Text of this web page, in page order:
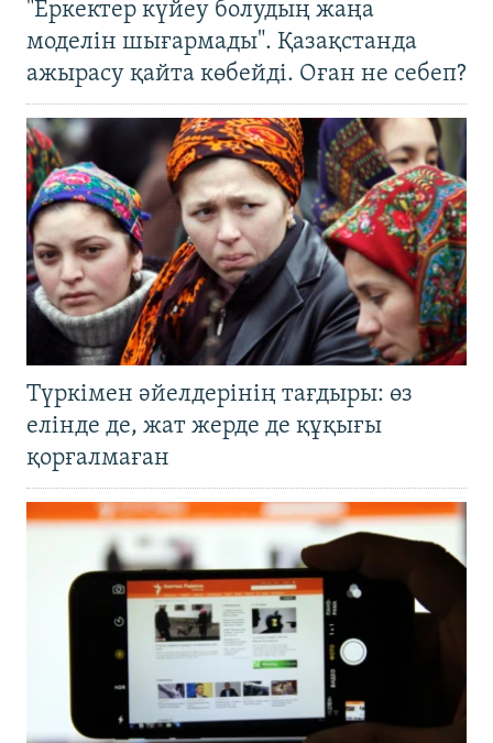
"Еркектер күйеу болудың жаңа
моделін шығармады". Қазақстанда
ажырасу қайта көбейді. Оған не себеп?
Түркімен әйелдерінің тағдыры: өз
елінде де, жат жерде де құқығы
қорғалмаған